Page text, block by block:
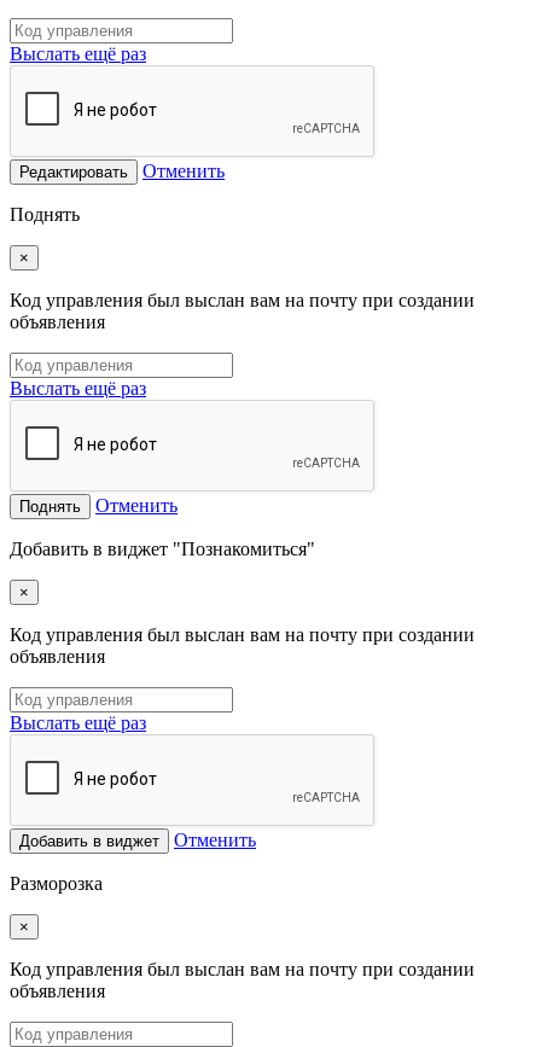
Выслать ещё раз
Редактировать Отменить
Поднять
×
Код управления был выслан вам на почту при создании
объявления
Выслать ещё раз
Поднять Отменить
Добавить в виджет "Познакомиться"
×
Код управления был выслан вам на почту при создании
объявления
Выслать ещё раз
Добавить в виджет Отменить
Разморозка
×
Код управления был выслан вам на почту при создании
объявления